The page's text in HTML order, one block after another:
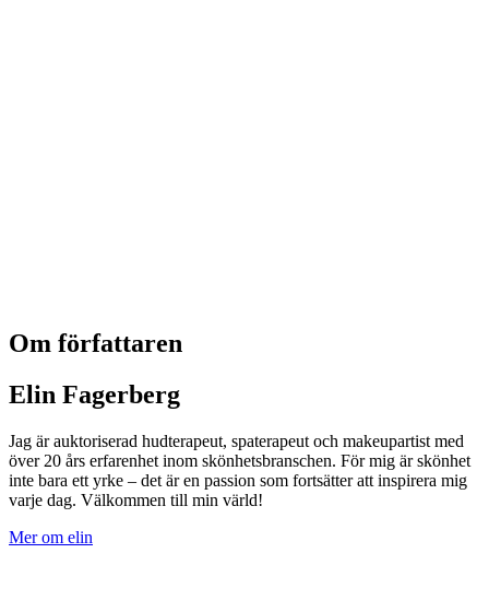
Om författaren
Elin Fagerberg
Jag är auktoriserad hudterapeut, spaterapeut och makeupartist med
över 20 års erfarenhet inom skönhetsbranschen. För mig är skönhet
inte bara ett yrke – det är en passion som fortsätter att inspirera mig
varje dag. Välkommen till min värld!
Mer om elin